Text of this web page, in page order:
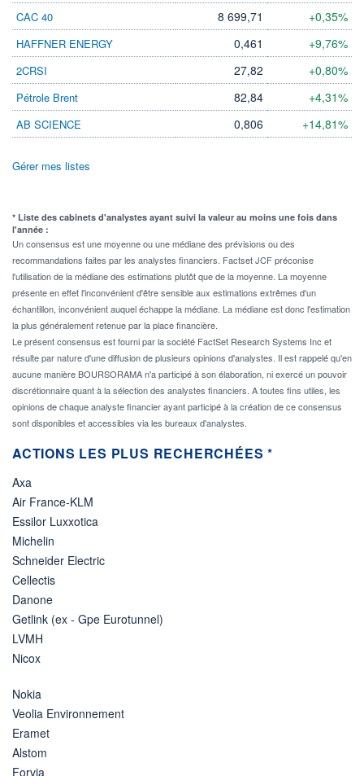
CAC 40 8 699,71 +0,35%
HAFFNER ENERGY 0,461 +9,76%
2CRSI 27,82 +0,80%
Pétrole Brent 82,84 +4,31%
AB SCIENCE 0,806 +14,81%
Gérer mes listes
* Liste des cabinets d'analystes ayant suivi la valeur au moins une fois dans
l'année :
Un consensus est une moyenne ou une médiane des prévisions ou des
recommandations faites par les analystes financiers. Factset JCF préconise
l'utilisation de la médiane des estimations plutôt que de la moyenne. La moyenne
présente en effet l'inconvénient d'être sensible aux estimations extrêmes d'un
échantillon, inconvénient auquel échappe la médiane. La médiane est donc l'estimation
la plus généralement retenue par la place financière.
Le présent consensus est fourni par la société FactSet Research Systems Inc et
résulte par nature d'une diffusion de plusieurs opinions d'analystes. Il est rappelé qu'en
aucune manière BOURSORAMA n'a participé à son élaboration, ni exercé un pouvoir
discrétionnaire quant à la sélection des analystes financiers. A toutes fins utiles, les
opinions de chaque analyste financier ayant participé à la création de ce consensus
sont disponibles et accessibles via les bureaux d'analystes.
ACTIONS LES PLUS RECHERCHÉES *
Axa
Air France-KLM
Essilor Luxxotica
Michelin
Schneider Electric
Cellectis
Danone
Getlink (ex - Gpe Eurotunnel)
LVMH
Nicox
Nokia
Veolia Environnement
Eramet
Alstom
Forvia